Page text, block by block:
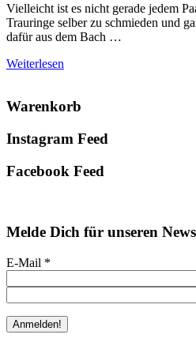
Vielleicht ist es nicht gerade jedem
Trauringe selber zu schmieden und
dafür aus dem Bach …
Weiterlesen
Primary
Sidebar
Warenkorb
Instagram Feed
Facebook Feed
Melde Dich für unseren
E-Mail *